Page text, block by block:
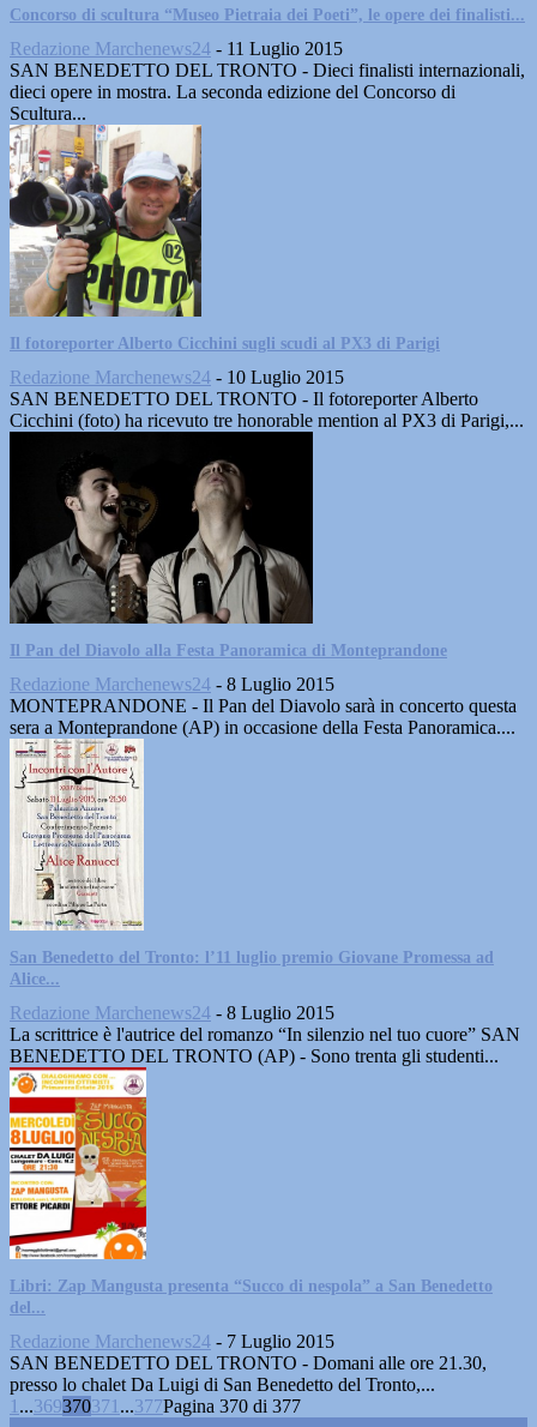
Concorso di scultura “Museo Pietraia dei Poeti”, le opere dei finalisti...
Redazione Marchenews24 - 11 Luglio 2015
SAN BENEDETTO DEL TRONTO - Dieci finalisti internazionali,
dieci opere in mostra. La seconda edizione del Concorso di
Scultura...
Il fotoreporter Alberto Cicchini sugli scudi al PX3 di Parigi
Redazione Marchenews24 - 10 Luglio 2015
SAN BENEDETTO DEL TRONTO - Il fotoreporter Alberto
Cicchini (foto) ha ricevuto tre honorable mention al PX3 di Parigi,...
Il Pan del Diavolo alla Festa Panoramica di Monteprandone
Redazione Marchenews24 - 8 Luglio 2015
MONTEPRANDONE - Il Pan del Diavolo sarà in concerto questa
sera a Monteprandone (AP) in occasione della Festa Panoramica....
San Benedetto del Tronto: l’11 luglio premio Giovane Promessa ad
Alice...
Redazione Marchenews24 - 8 Luglio 2015
La scrittrice è l'autrice del romanzo “In silenzio nel tuo cuore” SAN
BENEDETTO DEL TRONTO (AP) - Sono trenta gli studenti...
Libri: Zap Mangusta presenta “Succo di nespola” a San Benedetto
del...
Redazione Marchenews24 - 7 Luglio 2015
SAN BENEDETTO DEL TRONTO - Domani alle ore 21.30,
presso lo chalet Da Luigi di San Benedetto del Tronto,...
1 ...369370371 ...377Pagina 370 di 377